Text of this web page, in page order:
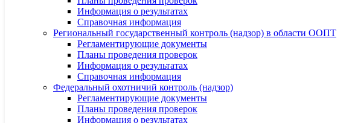
Информация о результатах
Справочная информация
Региональный государственный контроль (надзор) в области ООПТ
Регламентирующие документы
Планы проведения проверок
Информация о результатах
Справочная информация
Федеральный охотничий контроль (надзор)
Регламентирующие документы
Планы проведения проверок
Информация о результатах